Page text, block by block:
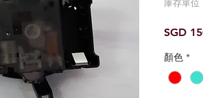
庫存單位
SGD
顏色 *